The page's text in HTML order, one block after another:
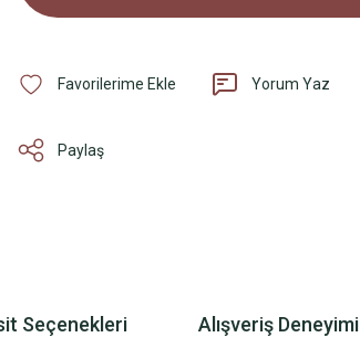
Yorum Yaz
Paylaş
Seçenekleri Alışveriş Deneyimi